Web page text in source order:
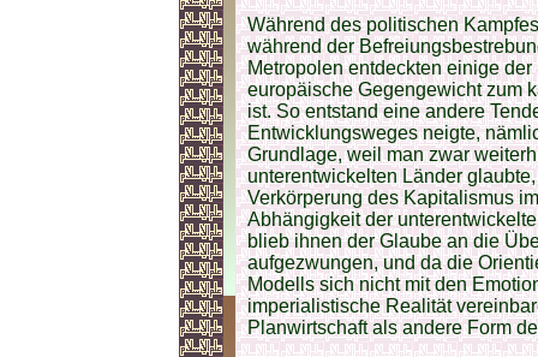
Während des politischen
während der
Metropolen entdeckten einige
europäische Gegengewicht zum
ist. So entstand eine andere
Entwicklungsweges neigte,
Grundlage, weil man zwar
unterentwickelten Länder
Verkörperung des Kapitalismus
Abhängigkeit der
blieb ihnen der Glaube an die
aufgezwungen, und da die
Modells sich nicht mit den
imperialistische Realität
Planwirtschaft als andere Form